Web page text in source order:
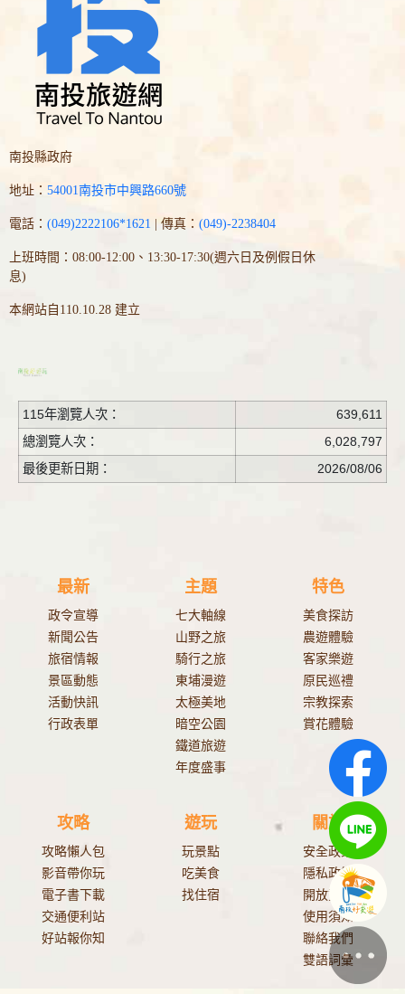
南投縣政府
地址： 54001南投市中興路660號
電話： (049)2222106*1621 | 傳真： (049)-2238404
上班時間：08:00-12:00、13:30-17:30(週六日及例假日休
息)
本網站自110.10.28 建立
115年瀏覽人次：
639,611
總瀏覽人次：
6,028,797
最後更新日期：
2026/08/06
最新
政令宣導
新聞公告
旅宿情報
景區動態
活動快訊
行政表單
主題
七大軸線
山野之旅
騎行之旅
東埔漫遊
太極美地
暗空公園
鐵道旅遊
年度盛事
特色
美食探訪
農遊體驗
客家樂遊
原民巡禮
宗教探索
賞花體驗
攻略
攻略懶人包
影音帶你玩
電子書下載
交通便利站
好站報你知
遊玩
玩景點
吃美食
找住宿
關於
安全政策
隱私政策
開放資料
使用須知
聯絡我們
雙語詞彙